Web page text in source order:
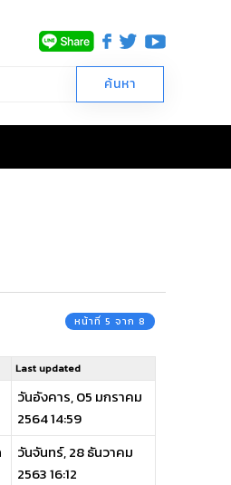
หน้าที่ 5 จาก 8
Last updated
วันอังคาร, 05 มกราคม
2564 14:59
วันจันทร์, 28 ธันวาคม
2563 16:12